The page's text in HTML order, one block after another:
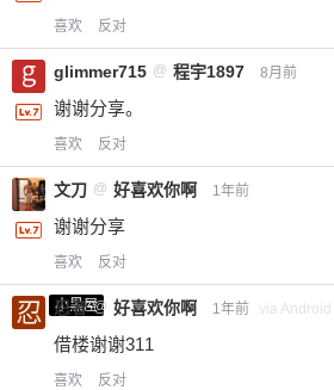
喜欢 反对
glimmer715 @ 程宇1897 8月前
谢谢分享。
喜欢 反对
文刀 @ 好喜欢你啊 1年前
谢谢分享
喜欢 反对
小黑屋
忍者 @ 好喜欢你啊 1年前 via Android
借楼谢谢311
喜欢 反对